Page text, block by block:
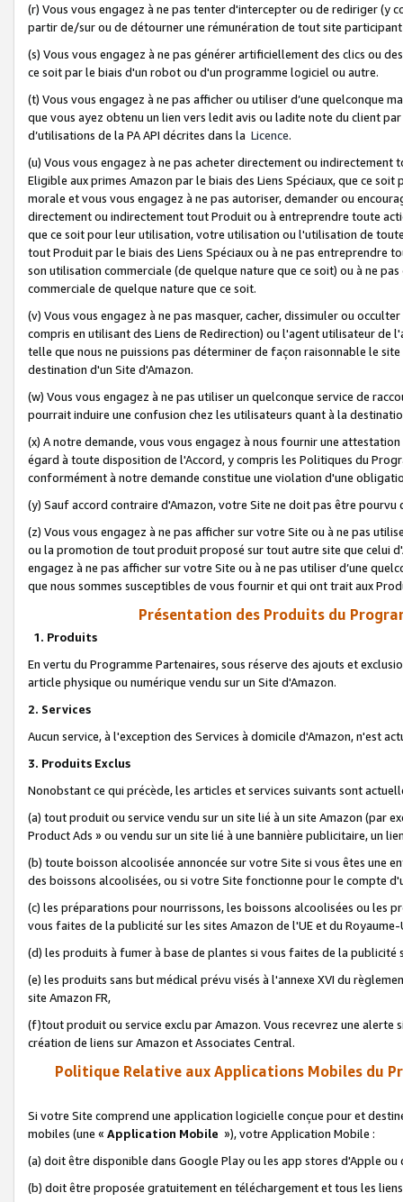
(r) Vous vous engagez à ne pas tenter d'intercepter ou de rediriger
partir de/sur ou de détourner une rémunération de tout site
(s) Vous vous engagez à ne pas générer artificiellement des clics ou
ce soit par le biais d'un robot ou d'un programme logiciel ou autre.
(t) Vous vous engagez à ne pas afficher ou utiliser d’une quelconque
que vous ayez obtenu un lien vers ledit avis ou ladite note du client
d’utilisations de la PA API décrites dans la Licence.
(u) Vous vous engagez à ne pas acheter directement ou
Eligible aux primes Amazon par le biais des Liens Spéciaux, que ce
morale et vous vous engagez à ne pas autoriser, demander ou
directement ou indirectement tout Produit ou à entreprendre toute
que ce soit pour leur utilisation, votre utilisation ou l'utilisation de
tout Produit par le biais des Liens Spéciaux ou à ne pas entreprendre
son utilisation commerciale (de quelque nature que ce soit) ou à ne
commerciale de quelque nature que ce soit.
(v) Vous vous engagez à ne pas masquer, cacher, dissimuler ou
compris en utilisant des Liens de Redirection) ou l'agent utilisateur
telle que nous ne puissions pas déterminer de façon raisonnable le
destination d'un Site d'Amazon.
(w) Vous vous engagez à ne pas utiliser un quelconque service de
pourrait induire une confusion chez les utilisateurs quant à la
(x) A notre demande, vous vous engagez à nous fournir une
égard à toute disposition de l'Accord, y compris les Politiques du
conformément à notre demande constitue une violation d'une
(y) Sauf accord contraire d'Amazon, votre Site ne doit pas être
(z) Vous vous engagez à ne pas afficher sur votre Site ou à ne pas
ou la promotion de tout produit proposé sur tout autre site que celui
engagez à ne pas afficher sur votre Site ou à ne pas utiliser d’une
que nous sommes susceptibles de vous fournir et qui ont trait aux
Présentation des Produits du
1. Produits
En vertu du Programme Partenaires, sous réserve des ajouts et
article physique ou numérique vendu sur un Site d'Amazon.
2. Services
Aucun service, à l'exception des Services à domicile d'Amazon, n'est
3. Produits Exclus
Nonobstant ce qui précède, les articles et services suivants sont
(a) tout produit ou service vendu sur un site lié à un site Amazon (par
Product Ads » ou vendu sur un site lié à une bannière publicitaire, un
(b) toute boisson alcoolisée annoncée sur votre Site si vous êtes une
des boissons alcoolisées, ou si votre Site fonctionne pour le compte
(c) les préparations pour nourrissons, les boissons alcoolisées ou les
vous faites de la publicité sur les sites Amazon de l'UE et du Royaume-
(d) les produits à fumer à base de plantes si vous faites de la publicité
(e) les produits sans but médical prévu visés à l'annexe XVI du
site Amazon FR,
(f)tout produit ou service exclu par Amazon. Vous recevrez une alerte
création de liens sur Amazon et Associates Central.
Politique Relative aux Applications Mobiles du
Si votre Site comprend une application logicielle conçue pour et
mobiles (une « Application Mobile »), votre Application Mobile :
(a) doit être disponible dans Google Play ou les app stores d'Apple ou
(b) doit être proposée gratuitement en téléchargement et tous les